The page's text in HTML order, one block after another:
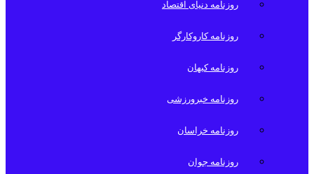
روزنامه دنیای اقتصاد
روزنامه کاروکارگر
روزنامه کیهان
روزنامه خبرورزشی
روزنامه خراسان
روزنامه جوان